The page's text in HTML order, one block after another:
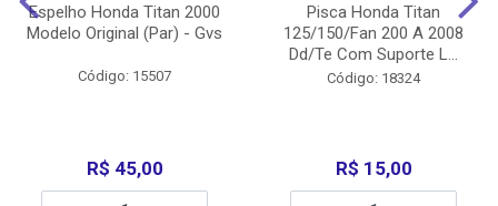
Espelho Honda Titan 2000
Modelo Original (Par) - Gvs
Código: 15507
R$ 45,00
Pisca Honda Titan
125/150/Fan 200 A 2008
Dd/Te Com Suporte L...
Código: 18324
R$ 15,00